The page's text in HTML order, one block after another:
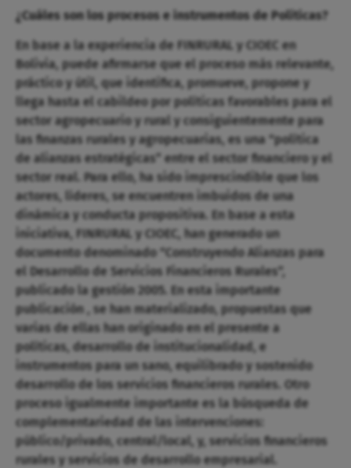
¿Cuáles son los procesos e instrumentos de Políticas?
En base a la experiencia de FINRURAL y CIOEC en
Bolivia, puede afirmarse que el proceso más relevante,
práctico y útil, que identifica, promueve, propone y
llega hasta el cabildeo por políticas favorables para el
sector agropecuario y rural y consiguientemente para
las finanzas rurales y agropecuarias, es una “política
de alianzas estratégicas” entre el sector financiero y el
sector real. Para ello, ha sido imprescindible que los
actores, líderes, se encuentren imbuidos de una
dinámica y conducta propositiva. En base a esta
iniciativa, FINRURAL y CIOEC, han generado un
documento denominado “Construyendo Alianzas para
el Desarrollo de Servicios Financieros Rurales”,
publicado la gestión 2005. En esta importante
publicación , se han materializado, propuestas que
varias de ellas han originado en el presente a
políticas, desarrollo de institucionalidad, e
instrumentos para un sano, equilibrado y sostenido
desarrollo de los servicios financieros rurales. Otro
proceso igualmente importante es la búsqueda de
complementariedad de las intervenciones:
público/privado, central/local, y, servicios financieros
rurales y servicios de desarrollo empresarial.